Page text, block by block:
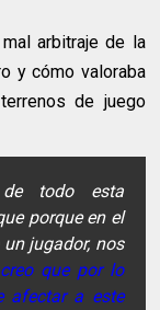
arbitraje de la
y cómo valoraba
de juego
todo esta
porque en el
jugador, nos
que por lo
afectar a este